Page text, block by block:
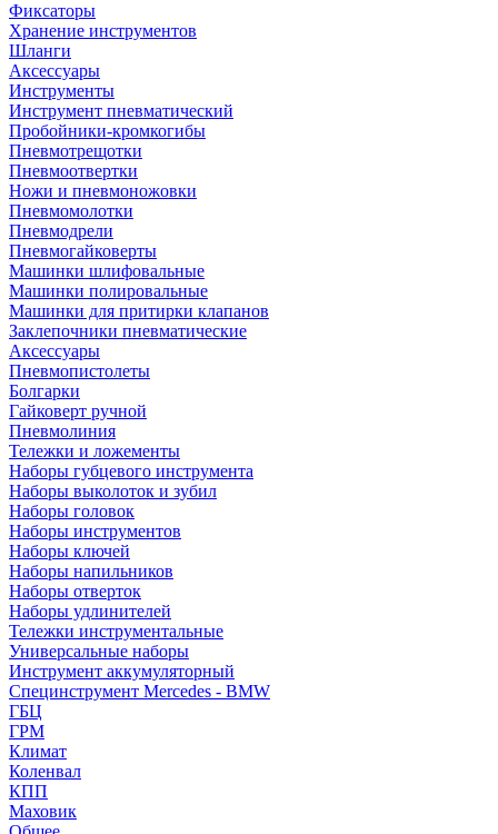
Фиксаторы
Хранение инструментов
Шланги
Аксессуары
Инструменты
Инструмент пневматический
Пробойники-кромкогибы
Пневмотрещотки
Пневмоотвертки
Ножи и пневмоножовки
Пневмомолотки
Пневмодрели
Пневмогайковерты
Машинки шлифовальные
Машинки полировальные
Машинки для притирки клапанов
Заклепочники пневматические
Аксессуары
Пневмопистолеты
Болгарки
Гайковерт ручной
Пневмолиния
Тележки и ложементы
Наборы губцевого инструмента
Наборы выколоток и зубил
Наборы головок
Наборы инструментов
Наборы ключей
Наборы напильников
Наборы отверток
Наборы удлинителей
Тележки инструментальные
Универсальные наборы
Инструмент аккумуляторный
Специнструмент Mercedes - BMW
ГБЦ
ГРМ
Климат
Коленвал
КПП
Маховик